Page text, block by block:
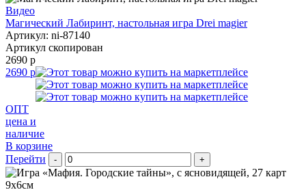
Видео
Магический Лабиринт, настольная игра Drei magier
Артикул: ni-87140
Артикул скопирован
2690 р
2690 р
ОПТ
цена и
наличие
В корзине
Перейти
- +